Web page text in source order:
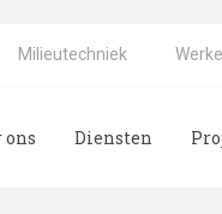
Milieutechniek
ons Diensten